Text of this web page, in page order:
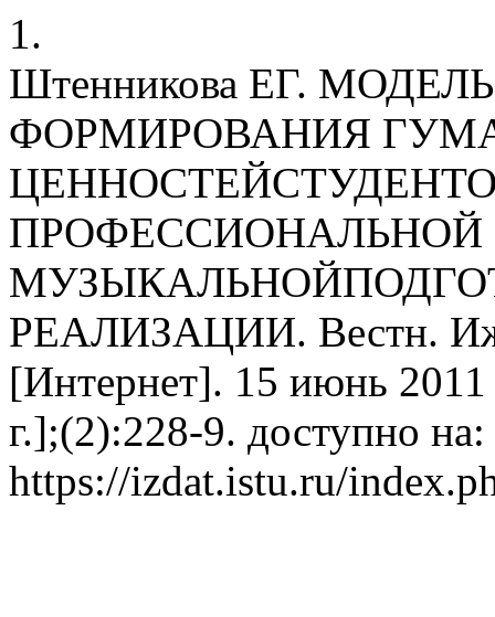
1.
Штенникова ЕГ.
ФОРМИРОВАНИЯ
ПРОФЕССИОНАЛЬНОЙ
РЕАЛИЗАЦИИ. Вестн.
[Интернет]. 15 июнь 2011
г.];(2):228-9. доступно на:
https://izdat.istu.ru/